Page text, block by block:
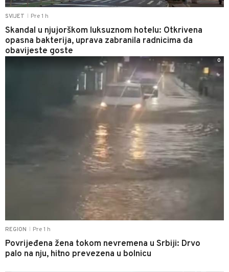
SVIJET Pre 1 h
Skandal u njujorškom luksuznom hotelu: Otkrivena
opasna bakterija, uprava zabranila radnicima da
obavijeste goste
REGION Pre 1 h
Povrijeđena žena tokom nevremena u Srbiji: Drvo
palo na nju, hitno prevezena u bolnicu
0